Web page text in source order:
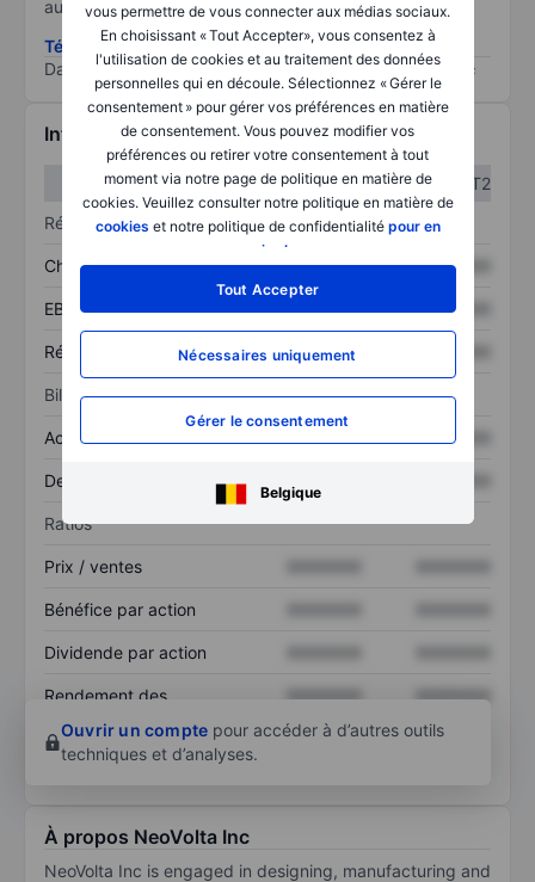
vous permettre de vous connecter aux médias sociaux.
En choisissant « Tout Accepter», vous consentez à
l'utilisation de cookies et au traitement des données
personnelles qui en découle. Sélectionnez « Gérer le
consentement » pour gérer vos préférences en matière
de consentement. Vous pouvez modifier vos
préférences ou retirer votre consentement à tout
moment via notre page de politique en matière de
cookies. Veuillez consulter notre politique en matière de
cookies et notre politique de confidentialité pour en
savoir plus
Tout Accepter
Nécessaires uniquement
Gérer le consentement
Belgique
au risque le plus élevé).
Télécharger la méthodologie ESG (en anglais)
Data provided by
/
Informations financières
T1
T2
Résultats
Chiffre d’affaires XXXXXXX XXXXXXX
EBITDA XXXXXXX XXXXXXX
Résultat net XXXXXXX
Bilan
Actif total XXXXXXX
Dette totale
Ratios
Prix / ventes
Bénéfice par action
Dividende par action
Rendement des
XXXXXXX
XXXXXXX
Ouvrir un compte pour accéder à d’autres outils
techniques et d’analyses.
À propos NeoVolta Inc
NeoVolta Inc is engaged in designing, manufacturing and